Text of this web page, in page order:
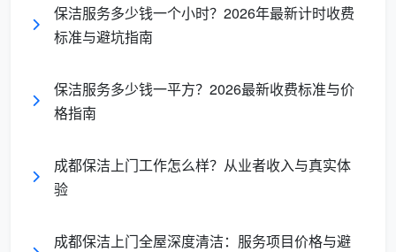
保洁服务多少钱一个小时？2026年最新计时收费
标准与避坑指南
保洁服务多少钱一平方？2026最新收费标准与价
格指南
成都保洁上门工作怎么样？从业者收入与真实体
验
成都保洁上门全屋深度清洁：服务项目价格与避